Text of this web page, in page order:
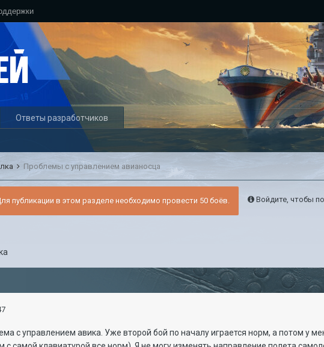
Ответы разработчиков
Проблемы с управлением авианосца
Войдите, чтобы
публикации в этом разделе необходимо провести 50 боёв.
с управлением авика. Уже второй бой по началу играется норм, а потом у